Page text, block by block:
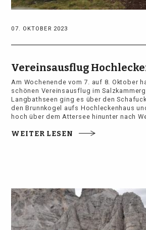
07. OKTOBER 2023
Vereinsausflug
Am Wochenende vom 7. auf 8. Oktober
schönen Vereinsausflug im
Langbathseen ging es über den
den Brunnkogel aufs Hochleckenhaus
hoch über dem Attersee hinunter nach
WEITER LESEN